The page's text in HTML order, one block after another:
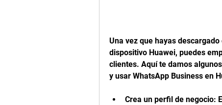
Una vez que hayas
dispositivo Huawei, puedes
clientes. Aquí te damos
y usar WhatsApp Business en
Crea un perfil de negocio: